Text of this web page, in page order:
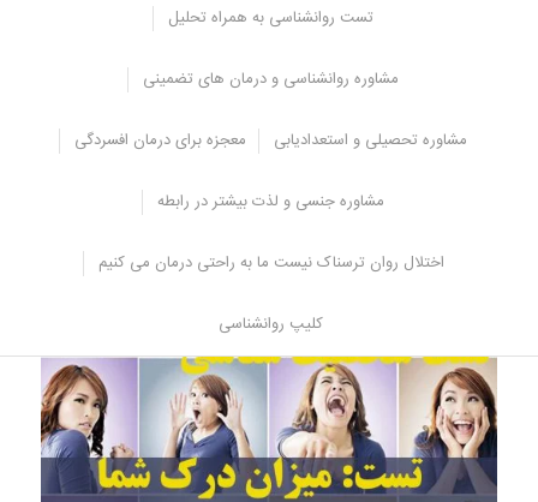
تست روانشناسی به همراه تحلیل
مشاوره روانشناسی و درمان های تضمینی
مشاوره تحصیلی و استعدادیابی معجزه برای درمان افسردگی
مشاوره جنسی و لذت بیشتر در رابطه
اختلال روان ترسناک نیست ما به راحتی درمان می کنیم
کلیپ روانشناسی
تست روابط عاشقانه برتر